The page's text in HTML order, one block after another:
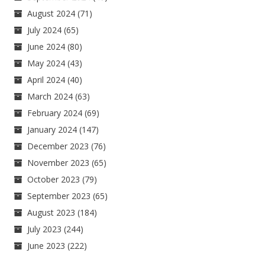
August 2024 (71)
July 2024 (65)
June 2024 (80)
May 2024 (43)
April 2024 (40)
March 2024 (63)
February 2024 (69)
January 2024 (147)
December 2023 (76)
November 2023 (65)
October 2023 (79)
September 2023 (65)
August 2023 (184)
July 2023 (244)
June 2023 (222)